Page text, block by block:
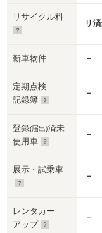
リサイクル料
リ
新車物件 －
定期点検
記録簿
－
登録(届出)済未
使用車
－
展示・試乗車
－
レンタカー
アップ
－